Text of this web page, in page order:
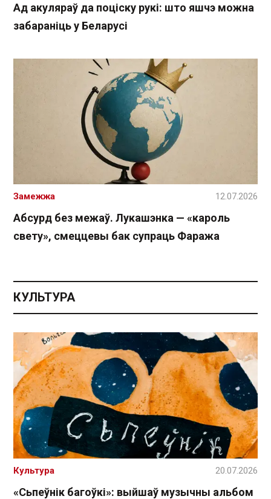
Ад акуляраў да поціску рукі: што яшчэ можна
забараніць у Беларусі
Абсурд без межаў. Лукашэнка — «кароль
свету», смеццевы бак супраць Фаража
Замежжа 12.07.2026
КУЛЬТУРА
«Сьпеўнік багоўкі»: выйшаў музычны альбом
Культура 20.07.2026